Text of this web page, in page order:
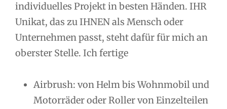
individuelles Projekt in besten Händen. IHR
Unikat, das zu IHNEN als Mensch oder
Unternehmen passt, steht dafür für mich an
oberster Stelle. Ich fertige
Airbrush: von Helm bis Wohnmobil und
Motorräder oder Roller von Einzelteilen